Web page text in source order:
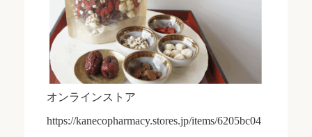
オンラインストア
https://kanecopharmacy.stores.jp/items/6205bc04